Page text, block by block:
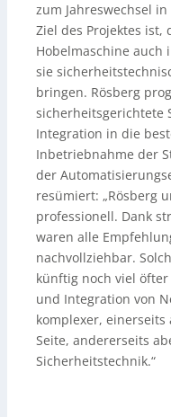
zum Jahreswechsel
Ziel des Projektes ist,
Hobelmaschine
sie
bringen. Rösberg
sicherheitsgerichtete
Integration in die
Inbetriebnahme der
der
resümiert: „Rösberg
professionell. Dank
waren alle
nachvollziehbar.
künftig noch viel
und Integration von
komplexer,
Seite, andererseits
Sicherheitstechnik.“